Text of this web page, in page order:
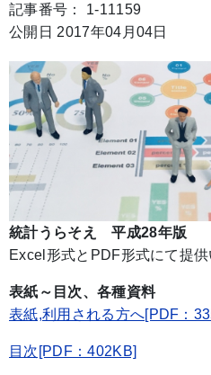
記事番号： 1-11159
公開日 2017年04月04日
統計うらそえ 平成28年版
Excel形式とPDF形式にて提供
表紙～目次、各種資料
表紙,利用される方へ[PDF：
目次[PDF：402KB]